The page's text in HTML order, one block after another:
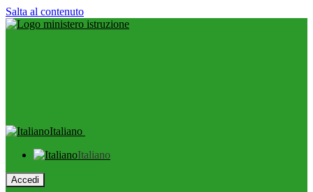
Salta al contenuto
Italiano
Italiano
Accedi